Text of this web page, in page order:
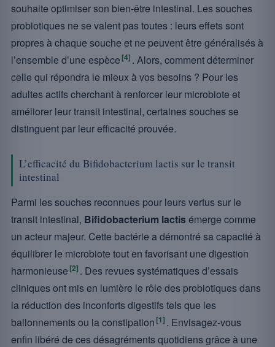
souhaite optimiser son bien-être intestinal. Les souches
probiotiques ne se valent pas toutes : leurs effets sont
propres à chaque souche et ne peuvent être généralisés à
l’ensemble d’une espèce [4] . Alors, comment déterminer
celle qui répondra le mieux à vos besoins ? Pour les
adultes actifs cherchant à renforcer leur microbiote et
améliorer leur transit intestinal, certaines souches se
distinguent par leur efficacité prouvée.
L’efficacité du Bifidobacterium lactis sur le transit
intestinal
Parmi les souches reconnues pour leurs vertus sur le
transit intestinal, Bifidobacterium lactisémerge comme
un acteur majeur. Cette bactérie a démontré sa capacité à
équilibrer le microbiote tout en favorisant une digestion
harmonieuse [2] . Des revues systématiques d’essais
cliniques ont mis en lumière le rôle des probiotiques dans
la réduction des inconforts digestifs tels que les
ballonnements ou la constipation [1] . Envisagez-vous
enfin libéré de ces désagréments quotidiens grâce à une